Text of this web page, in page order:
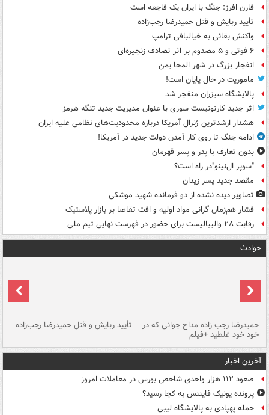
فارن افرز: جنگ با ایران یک فاجعه است
تأیید ربایش و قتل حمیدرضا رجب‌زاده
واکنش بقائی به خیالبافی ترامپ
۶ فوتی و ۵ مصدوم بر اثر تصادف زنجیره‌ای
انفجار بزرگ در شهر المخا یمن
ماموریت در حال پایان است!
پالایشگاه سیزران منفجر شد
اثر جدید کارتونیست سوری با عنوان مدیریت جدید تنگه هرمز
هشدار ارشدترین ژنرال آمریکا درباره محدودیت‌های نظامی علیه ایران
ادامه جنگ تا روی کار آمدن دولت جدید در آمریکا!
بدون تعارف با پدر و پسر قهرمان
"سوپر ال‌نینو"در راه است؟
مقصد جدید پسر زیدان
تصاویر دیده‌ نشده از دو فرمانده شهید موشکی
فشار هم‌زمان گرانی مواد اولیه و افت تقاضا بر بازار پلاستیک
رقابت ۲۸ والیبالیست برای حضور در فهرست نهایی تیم ملی
حوادث
حمیدرضا رجب زاده مداح جوانی که در
خود خود غلطید +فیلم
تأیید ربایش و قتل حمیدرضا رجب‌زاده
آخرین اخبار
صعود ۱۱۲ هزار واحدی شاخص بورس در معاملات امروز
پرونده یونیک فایننس به کجا رسید؟
حمله پهپادی به پالایشگاه لیبی